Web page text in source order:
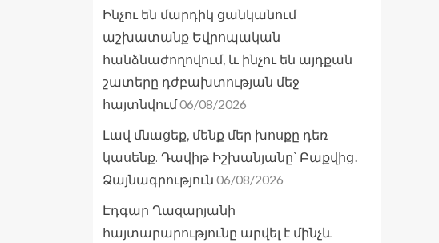
Ինչու են մարդիկ ցանկանում
աշխատանք Եվրոպական
հանձնաժողովում, և ինչու են այդքան
շատերը դժբախտության մեջ
հայտնվում06/08/2026
Լավ մնացեք, մենք մեր խոսքը դեռ
կասենք. Դավիթ Իշխանյանը՝ Բաքվից․
Ձայնագրություն 06/08/2026
Էդգար Ղազարյանի
հայտարարությունը արվել է մինչև